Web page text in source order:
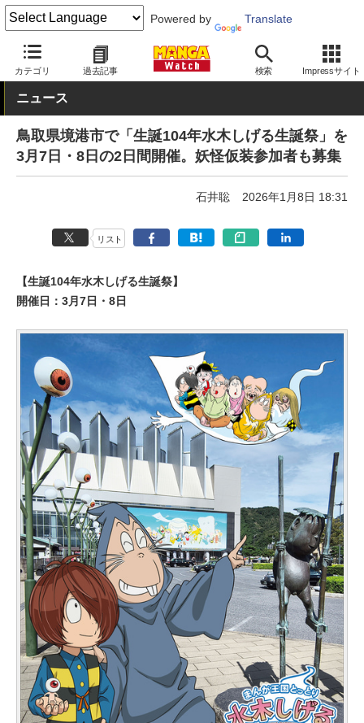
Powered by Translate
カテゴリ 過去記事 検索 Impressサイト
MANGA Watch イベント
ニュース
鳥取県境港市で「生誕104年水木しげる生誕祭」を
3月7日・8日の2日間開催。妖怪仮装参加者も募集
石井聡 2026年1月8日 18:31
リスト
【生誕104年水木しげる生誕祭】
開催日：3月7日・8日